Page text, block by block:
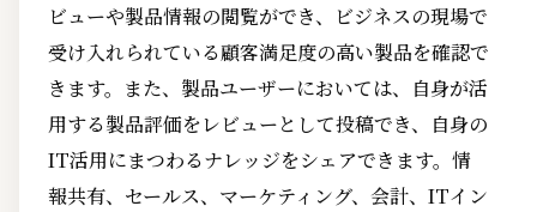
ビューや製品情報の閲覧ができ、ビジネスの現場で
受け入れられている顧客満足度の高い製品を確認で
きます。また、製品ユーザーにおいては、自身が活
用する製品評価をレビューとして投稿でき、自身の
IT活用にまつわるナレッジをシェアできます。情
報共有、セールス、マーケティング、会計、ITイン